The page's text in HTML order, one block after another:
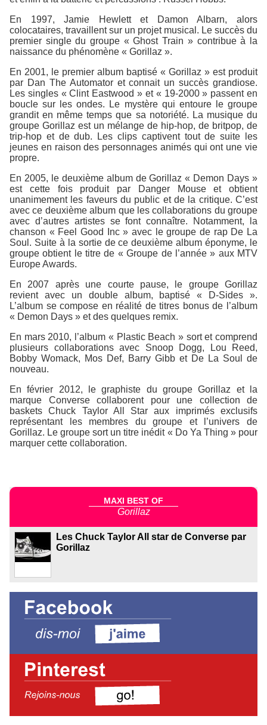
En 1997, Jamie Hewlett et Damon Albarn, alors
colocataires, travaillent sur un projet musical. Le succès du
premier single du groupe « Ghost Train » contribue à la
naissance du phénomène « Gorillaz ».
En 2001, le premier album baptisé « Gorillaz » est produit
par Dan The Automator et connait un succès grandiose.
Les singles « Clint Eastwood » et « 19-2000 » passent en
boucle sur les ondes. Le mystère qui entoure le groupe
grandit en même temps que sa notoriété. La musique du
groupe Gorillaz est un mélange de hip-hop, de britpop, de
trip-hop et de dub. Les clips captivent tout de suite les
jeunes en raison des personnages animés qui ont une vie
propre.
En 2005, le deuxième album de Gorillaz « Demon Days »
est cette fois produit par Danger Mouse et obtient
unanimement les faveurs du public et de la critique. C’est
avec ce deuxième album que les collaborations du groupe
avec d’autres artistes se font connaître. Notamment, la
chanson « Feel Good Inc » avec le groupe de rap De La
Soul. Suite à la sortie de ce deuxième album éponyme, le
groupe obtient le titre de « Groupe de l’année » aux MTV
Europe Awards.
En 2007 après une courte pause, le groupe Gorillaz
revient avec un double album, baptisé « D-Sides ».
L’album se compose en réalité de titres bonus de l’album
« Demon Days » et des quelques remix.
En mars 2010, l’album « Plastic Beach » sort et comprend
plusieurs collaborations avec Snoop Dogg, Lou Reed,
Bobby Womack, Mos Def, Barry Gibb et De La Soul de
nouveau.
En février 2012, le graphiste du groupe Gorillaz et la
marque Converse collaborent pour une collection de
baskets Chuck Taylor All Star aux imprimés exclusifs
représentant les membres du groupe et l’univers de
Gorillaz. Le groupe sort un titre inédit « Do Ya Thing » pour
marquer cette collaboration.
MAXI BEST OF
Gorillaz
Les Chuck Taylor All star de Converse par
Gorillaz